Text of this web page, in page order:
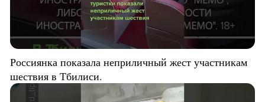
Россиянка показала неприличный жест участникам
шествия в Тбилиси.